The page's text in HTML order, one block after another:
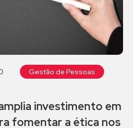
Gestão de Pessoas
investimento em
fomentar a ética nos